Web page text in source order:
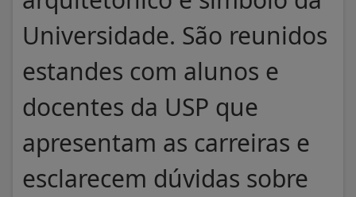
Universidade. São reunidos
estandes com alunos e
docentes da USP que
apresentam as carreiras e
esclarecem dúvidas sobre